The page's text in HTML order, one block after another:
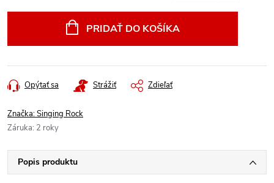
PRIDAŤ DO KOŠÍKA
Opýtať sa Strážiť Zdieľať
Značka:Singing Rock
Záruka: 2 roky
Popis produktu